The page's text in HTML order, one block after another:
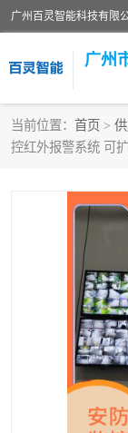
广州
当前位置： 首页 >
控红外报警系统 可
安防监控红外
人脸识别系统